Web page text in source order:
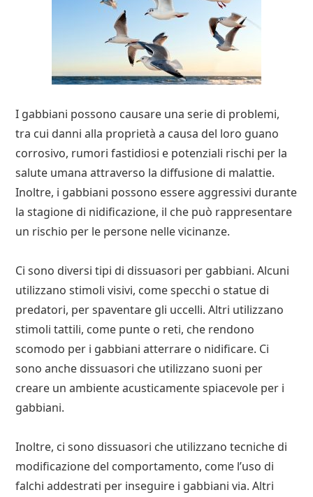
I gabbiani possono causare una serie di problemi,
tra cui danni alla proprietà a causa del loro guano
corrosivo, rumori fastidiosi e potenziali rischi per la
salute umana attraverso la diffusione di malattie.
Inoltre, i gabbiani possono essere aggressivi durante
la stagione di nidificazione, il che può rappresentare
un rischio per le persone nelle vicinanze.
Ci sono diversi tipi di dissuasori per gabbiani. Alcuni
utilizzano stimoli visivi, come specchi o statue di
predatori, per spaventare gli uccelli. Altri utilizzano
stimoli tattili, come punte o reti, che rendono
scomodo per i gabbiani atterrare o nidificare. Ci
sono anche dissuasori che utilizzano suoni per
creare un ambiente acusticamente spiacevole per i
gabbiani.
Inoltre, ci sono dissuasori che utilizzano tecniche di
modificazione del comportamento, come l’uso di
falchi addestrati per inseguire i gabbiani via. Altri